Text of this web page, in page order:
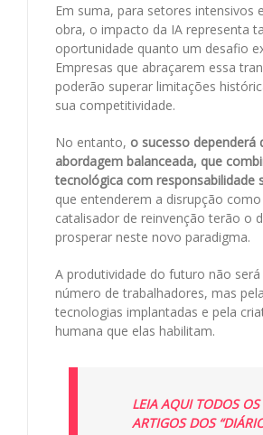
Em suma, para setores intensivos
obra, o impacto da IA representa
oportunidade quanto um desafio
Empresas que abraçarem essa
poderão superar limitações
sua competitividade.
No entanto, o sucesso dependerá
abordagem balanceada, que
tecnológica com responsabilidade
que entenderem a disrupção
catalisador de reinvenção terão o
prosperar neste novo paradigma.
A produtividade do futuro não
número de trabalhadores, mas
tecnologias implantadas e pela
humana que elas habilitam.
LEIA AQUI TODOS OS
ARTIGOS DOS